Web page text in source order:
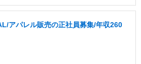
アパレル販売の正社員募集/年収260